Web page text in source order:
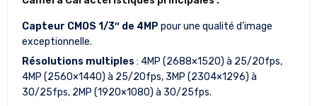
Capteur CMOS 1/3″ de 4MP pour une qualité d’image
exceptionnelle.
Résolutions multiples : 4MP (2688×1520) à 25/20fps,
4MP (2560×1440) à 25/20fps, 3MP (2304×1296) à
30/25fps, 2MP (1920×1080) à 30/25fps.